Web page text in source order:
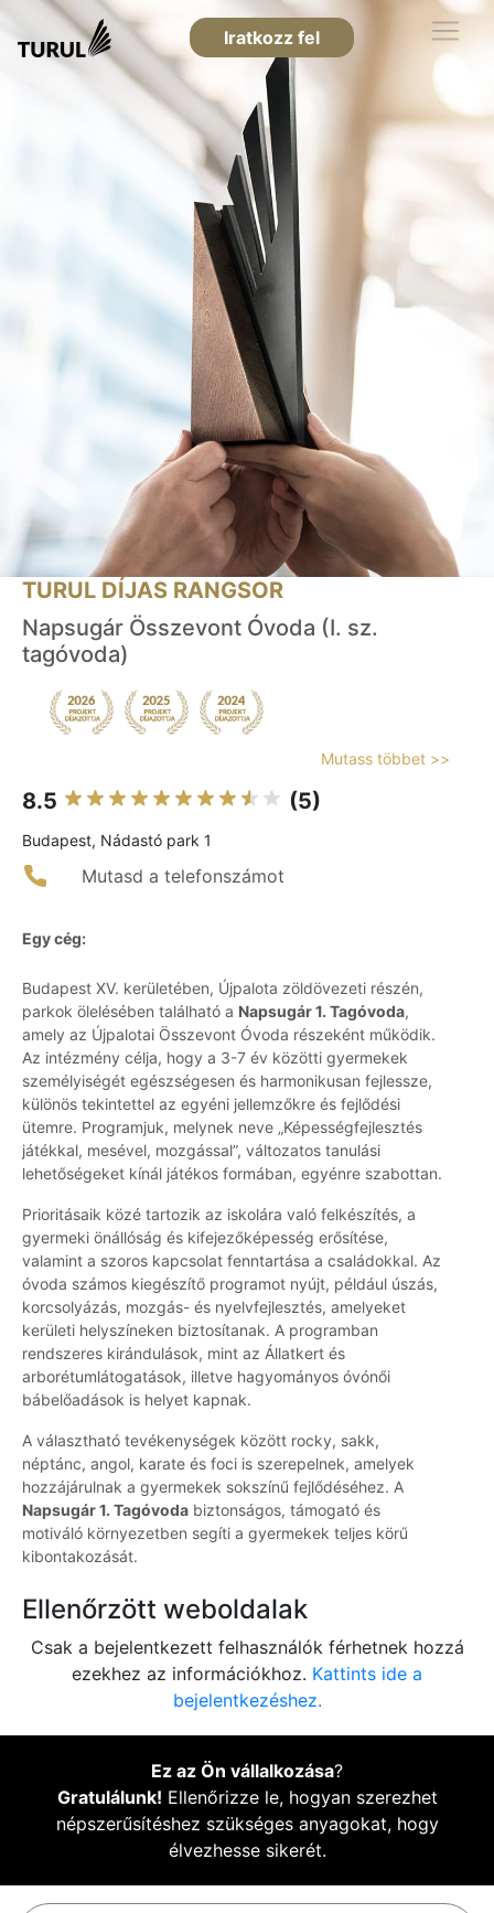
Iratkozz fel
TURUL DÍJAS RANGSOR
Napsugár Összevont Óvoda (I. sz.
tagóvoda)
Mutass többet >>
8.5 (5)
Budapest, Nádastó park 1
Mutasd a telefonszámot
Egy cég:
Budapest XV. kerületében, Újpalota zöldövezeti részén,
parkok ölelésében található a Napsugár 1. Tagóvoda,
amely az Újpalotai Összevont Óvoda részeként működik.
Az intézmény célja, hogy a 3-7 év közötti gyermekek
személyiségét egészségesen és harmonikusan fejlessze,
különös tekintettel az egyéni jellemzőkre és fejlődési
ütemre. Programjuk, melynek neve „Képességfejlesztés
játékkal, mesével, mozgással”, változatos tanulási
lehetőségeket kínál játékos formában, egyénre szabottan.
Prioritásaik közé tartozik az iskolára való felkészítés, a
gyermeki önállóság és kifejezőképesség erősítése,
valamint a szoros kapcsolat fenntartása a családokkal. Az
óvoda számos kiegészítő programot nyújt, például úszás,
korcsolyázás, mozgás- és nyelvfejlesztés, amelyeket
kerületi helyszíneken biztosítanak. A programban
rendszeres kirándulások, mint az Állatkert és
arborétumlátogatások, illetve hagyományos óvónői
bábelőadások is helyet kapnak.
A választható tevékenységek között rocky, sakk,
néptánc, angol, karate és foci is szerepelnek, amelyek
hozzájárulnak a gyermekek sokszínű fejlődéséhez. A
Napsugár 1. Tagóvoda biztonságos, támogató és
motiváló környezetben segíti a gyermekek teljes körű
kibontakozását.
Ellenőrzött weboldalak
Csak a bejelentkezett felhasználók férhetnek hozzá
ezekhez az információkhoz. Kattints ide a
bejelentkezéshez.
Ez az Ön vállalkozása?
Gratulálunk! Ellenőrizze le, hogyan szerezhet
népszerűsítéshez szükséges anyagokat, hogy
élvezhesse sikerét.